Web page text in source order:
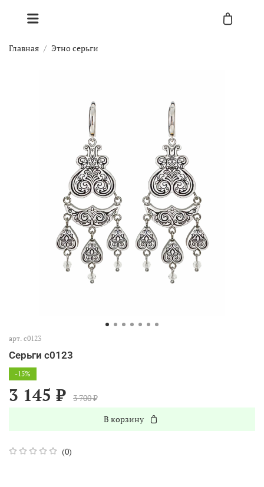
Главная Этно серьги
арт. с0123
Серьги с0123
(0)
-15%
3 145 ₽
3 700 ₽
В корзину